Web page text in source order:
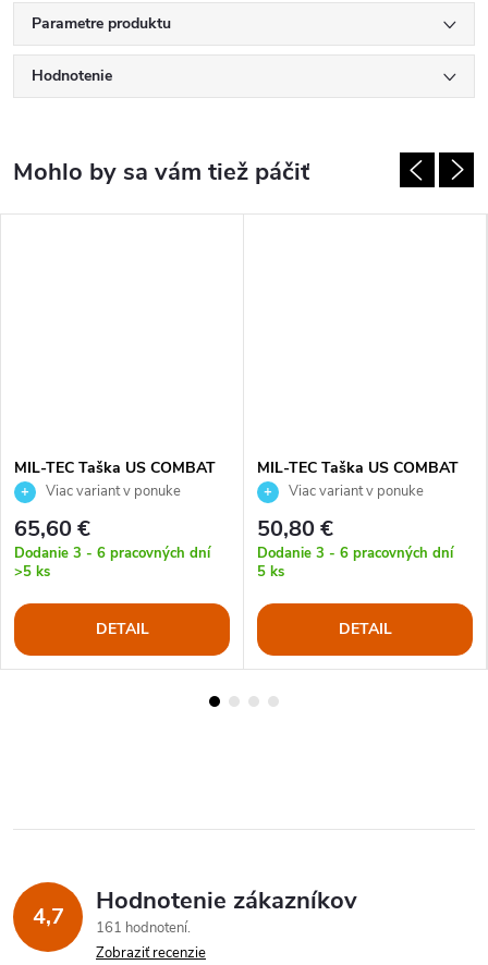
Parametre produktu
Hodnotenie
MIL-TEC Taška US COMBAT
PARACHUTE veľká 105L
Viac variant v ponuke
65,60 €
Dodanie 3 - 6 pracovných dní
>5 ks
DETAIL
MIL-TEC Taška US COMBAT
PARACHUTE stredná 54L
Viac variant v ponuke
50,80 €
Dodanie 3 - 6 pracovných dní
5 ks
DETAIL
4,7 Hodnotenie zákazníkov
161 hodnotení
Zobraziť recenzie